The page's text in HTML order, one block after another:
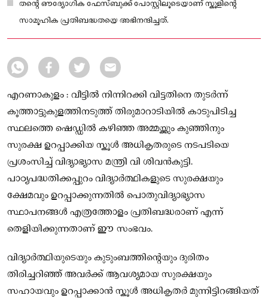
തൻ്റെ ഔദ്യോഗിക ഫേസ്ബുക്ക് പോസ്റ്റിലൂടെയാണ് സ്കൂളിൻ്റെ
സാമൂഹിക പ്രതിബദ്ധതയെ അഭിനന്ദിച്ചത്.
എറണാകുളം : വീട്ടിൽ നിന്നിറക്കി വിട്ടതിനെ തുടർന്ന്
കൂത്താട്ടുകുളത്തിനടുത്ത് തിരുമാറാടിയിൽ കാടുപിടിച്ച
സ്ഥലത്തെ ഷെഡ്ഡിൽ കഴിഞ്ഞ അമ്മയ്ക്കും കുഞ്ഞിനും
സുരക്ഷ ഉറപ്പാക്കിയ സ്കൂൾ അധികൃതരുടെ നടപടിയെ
പ്രശംസിച്ച് വിദ്യാഭ്യാസ മന്ത്രി വി ശിവൻകുട്ടി.
പാഠ്യപദ്ധതിക്കപ്പുറം വിദ്യാർത്ഥികളുടെ സുരക്ഷയും
ക്ഷേമവും ഉറപ്പാക്കുന്നതിൽ പൊതുവിദ്യാഭ്യാസ
സ്ഥാപനങ്ങൾ എത്രത്തോളം പ്രതിബദ്ധരാണ് എന്ന്
തെളിയിക്കുന്നതാണ് ഈ സംഭവം.
വിദ്യാർത്ഥിയുടെയും കുടുംബത്തിൻ്റെയും ദുരിതം
തിരിച്ചറിഞ്ഞ് അവർക്ക് ആവശ്യമായ സുരക്ഷയും
സഹായവും ഉറപ്പാക്കാൻ സ്കൂൾ അധികൃതർ മുന്നിട്ടിറങ്ങിയത്